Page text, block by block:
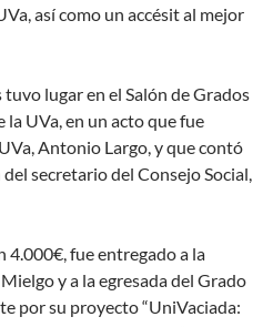
así como un accésit al mejor
lugar en el Salón de Grados
la UVa, en un acto que fue
Antonio Largo, y que contó
secretario del Consejo Social,
4.000€, fue entregado a la
y a la egresada del Grado
por su proyecto “UniVaciada: